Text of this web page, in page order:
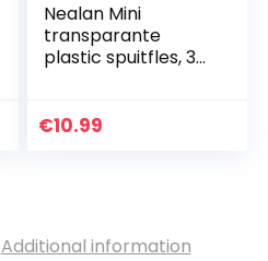
Nealan Mini
transparante
plastic spuitfles, 3
voor het reinigen,
€10.99
Additional information